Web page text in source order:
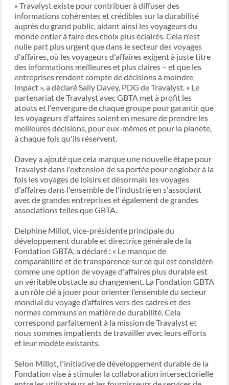
« Travalyst existe pour contribuer à diffuser des
informations cohérentes et crédibles sur la durabilité
auprès du grand public, aidant ainsi les voyageurs du
monde entier à faire des choix plus éclairés. Cela n'est
nulle part plus urgent que dans le secteur des voyages
d'affaires, où les voyageurs d'affaires exigent à juste titre
des informations meilleures et plus claires – et que les
entreprises rendent compte de décisions à moindre
impact », a déclaré Sally Davey, PDG de Travalyst. « Le
partenariat de Travalyst avec GBTA met à profit les
atouts et l'envergure de chaque groupe pour garantir que
les voyageurs d'affaires soient en mesure de prendre les
meilleures décisions, pour eux-mêmes et pour la planète,
à chaque fois qu'ils réservent.
Davey a ajouté que cela marque une nouvelle étape pour
Travalyst dans l'extension de sa portée pour englober à la
fois les voyages de loisirs et désormais les voyages
d'affaires dans l'ensemble de l'industrie en s'associant
avec de grandes entreprises et également de grandes
associations telles que GBTA.
Delphine Millot, vice-présidente principale du
développement durable et directrice générale de la
Fondation GBTA, a déclaré : « Le manque de
comparabilité et de transparence sur ce qui est considéré
comme une option de voyage d'affaires plus durable est
un véritable obstacle au changement. La Fondation GBTA
a un rôle clé à jouer pour orienter l’ensemble du secteur
mondial du voyage d’affaires vers des cadres et des
normes communs en matière de durabilité. Cela
correspond parfaitement à la mission de Travalyst et
nous sommes impatients de travailler avec leurs efforts
et leur modèle existants.
Selon Millot, l'initiative de développement durable de la
Fondation vise à stimuler la collaboration intersectorielle